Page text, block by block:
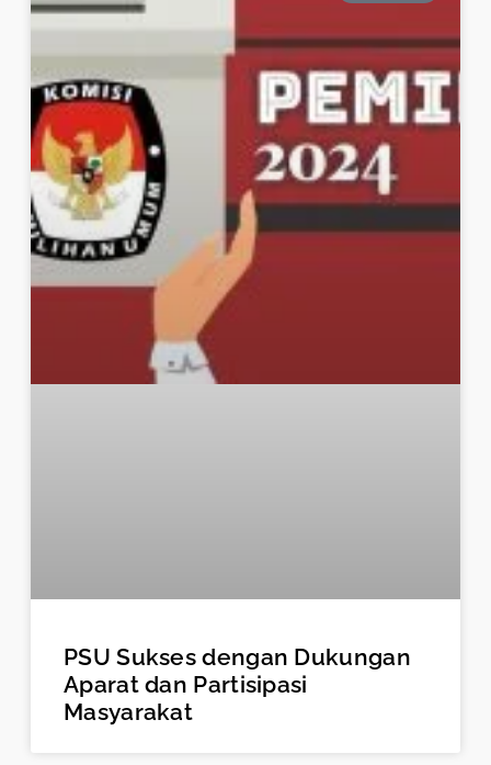
PSU Sukses dengan Dukungan
Aparat dan Partisipasi
Masyarakat